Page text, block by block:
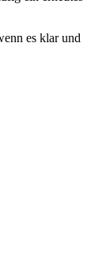
es klar und